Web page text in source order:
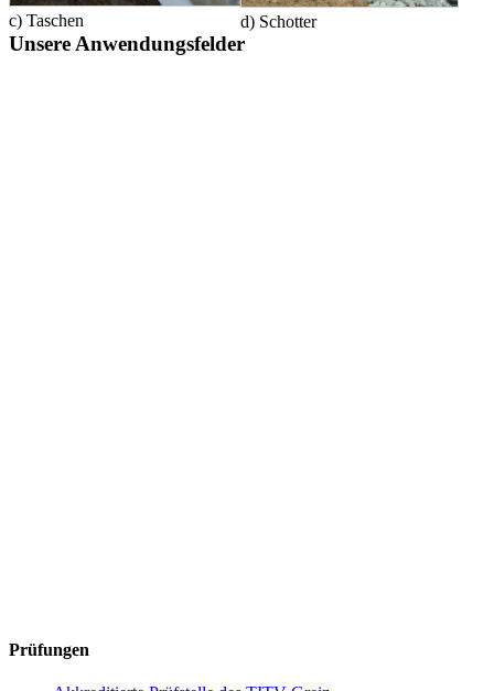
c) Taschen d) Schotter
Unsere Anwendungsfelder
Prüfungen